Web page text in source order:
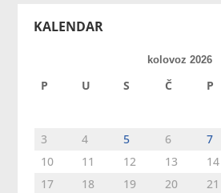
KALENDAR
kolovoz 2026
P U S Č P
3
4 5 6 7
10
11 12 13 14
17
18 19 20 21